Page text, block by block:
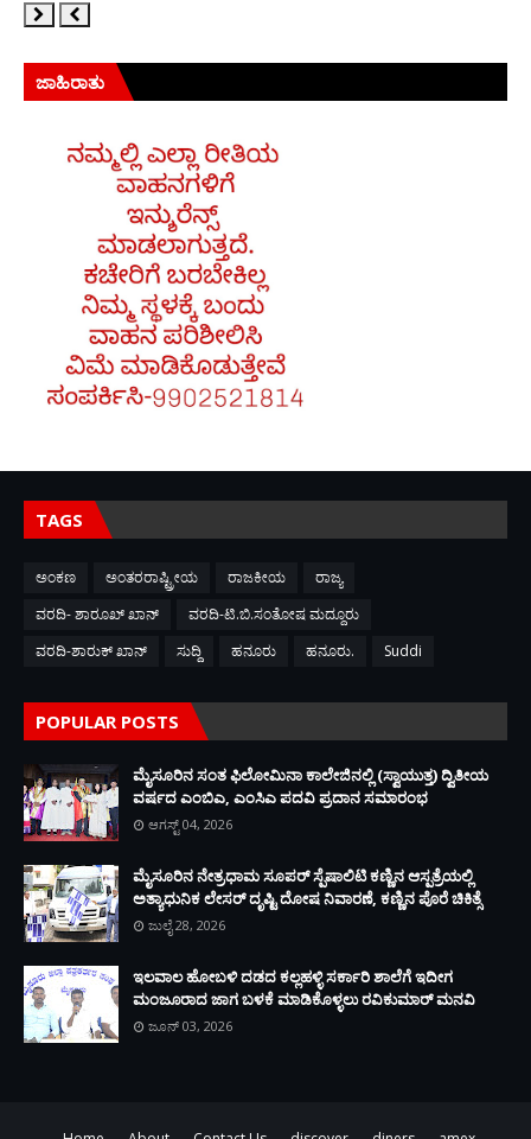
ಜಾಹಿರಾತು
TAGS
ಅಂಕಣ ಅಂತರರಾಷ್ಟ್ರೀಯ ರಾಜಕೀಯ
ರಾಜ್ಯ
ವರದಿ- ಶಾರೂಖ್ ಖಾನ್
ವರದಿ-ಟಿ.ಬಿ.ಸಂತೋಷ ಮದ್ದೂರು
ವರದಿ-ಶಾರುಕ್ ಖಾನ್
ಸುದ್ದಿ ಹನೂರು ಹನೂರು. Suddi
POPULAR POSTS
ಮೈಸೂರಿನ ಸಂತ ಫಿಲೋಮಿನಾ ಕಾಲೇಜಿನಲ್ಲಿ (ಸ್ವಾಯುತ್ತ) ದ್ವಿತೀಯ
ವರ್ಷದ ಎಂಬಿಎ, ಎಂಸಿಎ ಪದವಿ ಪ್ರದಾನ ಸಮಾರಂಭ
ಆಗಸ್ಟ್ 04, 2026
ಮೈಸೂರಿನ ನೇತ್ರಧಾಮ ಸೂಪರ್ ಸ್ಪೆಷಾಲಿಟಿ ಕಣ್ಣಿನ ಆಸ್ಪತ್ರೆಯಲ್ಲಿ
ಅತ್ಯಾಧುನಿಕ ಲೇಸರ್ ದೃಷ್ಟಿ ದೋಷ ನಿವಾರಣೆ, ಕಣ್ಣಿನ ಪೊರೆ ಚಿಕಿತ್ಸೆ
ಜುಲೈ 28, 2026
ಇಲವಾಲ ಹೋಬಳಿ ದಡದ ಕಲ್ಲಹಳ್ಳಿ ಸರ್ಕಾರಿ ಶಾಲೆಗೆ ಇದೀಗ
ಮಂಜೂರಾದ ಜಾಗ ಬಳಕೆ ಮಾಡಿಕೊಳ್ಳಲು ರವಿಕುಮಾರ್ ಮನವಿ
ಜೂನ್ 03, 2026